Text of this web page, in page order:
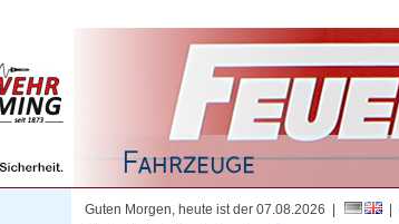
Guten Morgen, heute ist der 07.08.2026 |